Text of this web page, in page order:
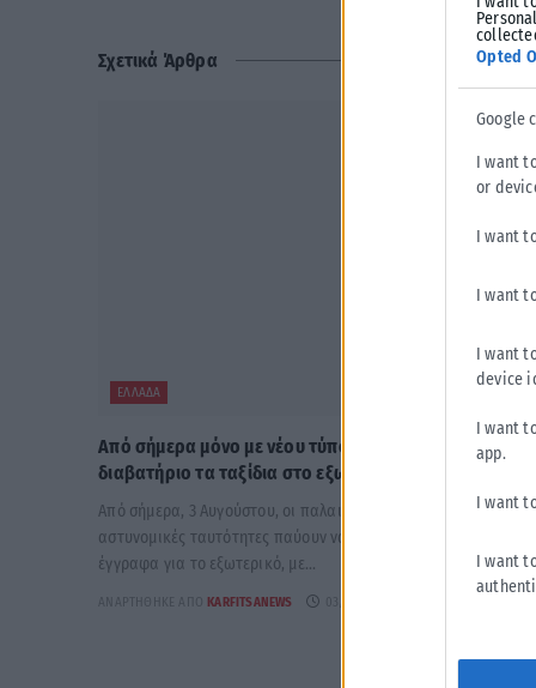
Opted
Google
I want
or
I want
I want
I want
device
I want
app.
I want
I want
Σχετικά Άρθρα
ΕΛΛΆΔΑ
Από σήμερα μόνο με νέου τύπου ταυτότητα ή
διαβατήριο τα ταξίδια στο εξωτερικό
Από σήμερα, 3 Αυγούστου, οι παλαιού τύπου «μπλε»
αστυνομικές ταυτότητες παύουν να ισχύουν ως ταξιδιωτικά
έγγραφα για το εξωτερικό, με...
ΑΝΑΡΤΉΘΗΚΕ ΑΠΌ KARFITSANEWS